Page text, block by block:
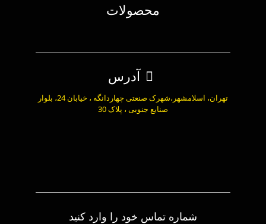
محصولات
آدرس
تهران، اسلامشهر،شهرک صنعتی چهاردانگه ، خیابان 24، بلوار
صنایع جنوبی ، پلاک 30
شماره تماس خود را وارد کنید